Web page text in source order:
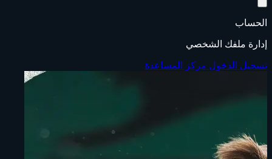
الحساب
إدارة ملفك الشخصي
تسجيل الدخول مركز المساعدة